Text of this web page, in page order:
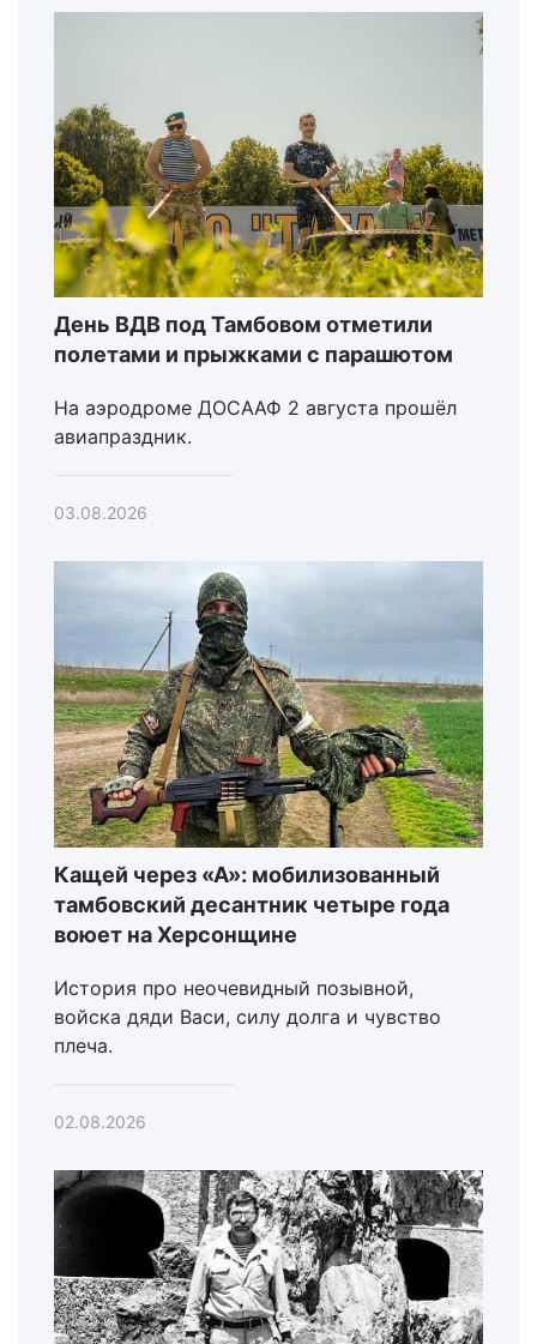
День ВДВ под Тамбовом отметили
полетами и прыжками с парашютом
На аэродроме ДОСААФ 2 августа прошёл
авиапраздник.
03.08.2026
Кащей через «А»: мобилизованный
тамбовский десантник четыре года
воюет на Херсонщине
История про неочевидный позывной,
войска дяди Васи, силу долга и чувство
плеча.
02.08.2026